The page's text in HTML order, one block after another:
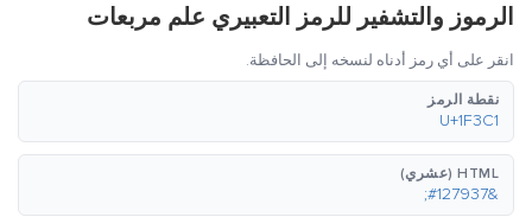
الرموز والتشفير للرمز التعبيري علم مربعات
انقر على أي رمز أدناه لنسخه إلى الحافظة.
نقطة الرمز
U+1F3C1
HTML (عشري)
&#127937;